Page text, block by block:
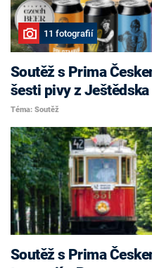
11 fotografií
Soutěž s Prima
šesti pivy z Ještědska
Téma: Soutěž
Soutěž s Prima